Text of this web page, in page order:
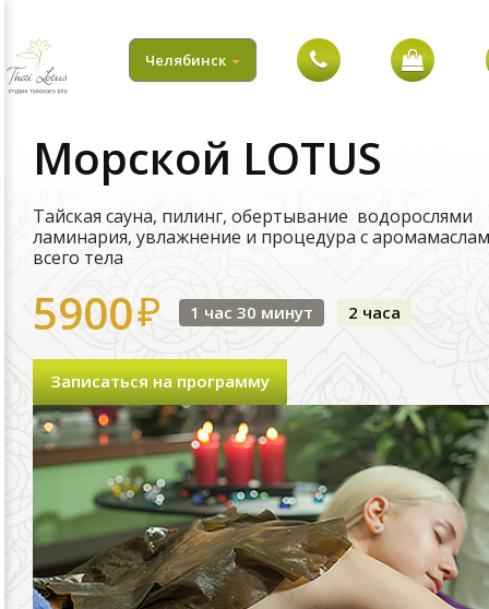
Челябинск
ПОЧЕМУ
МЫ
ПРОГРАММЫ
АКЦИЯ
ОПЛАТА
ДОСТАВКА
КОНТАКТЫ
Морской LOTUS
Тайская сауна, пилинг, обертывание водорослями
ламинария, увлажнение и процедура с
всего тела
5900₽ 1 час 30 минут 2 часа
Записаться на программу